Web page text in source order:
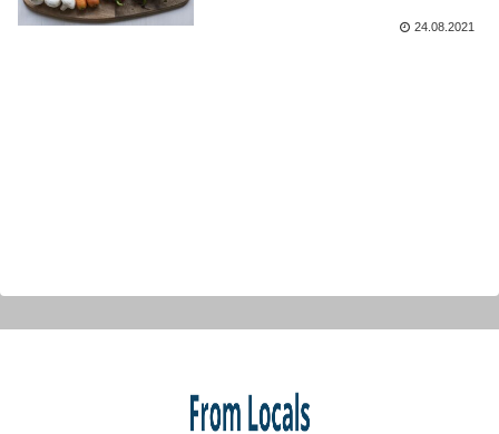
24.08.2021